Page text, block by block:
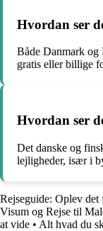
Hvordan ser
Både Danmark og
gratis eller billige
Hvordan ser
Det danske og
lejligheder, især i
Rejseguide: Oplev
Visum og Rejse til
at vide • Alt hvad du